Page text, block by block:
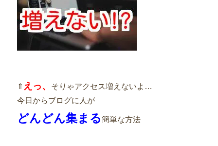
⇑ えっ、
そりゃアクセス増えないよ…
今日からブログに人が
どんどん集まる簡単な方法